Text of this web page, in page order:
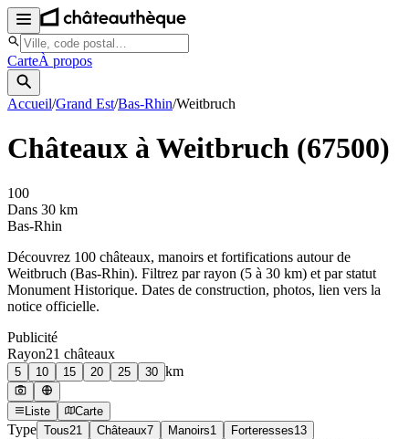
CarteÀ propos
Accueil/Grand Est/Bas-Rhin/Weitbruch
Châteaux àWeitbruch (67500)
100
Dans 30 km
Bas-Rhin
Découvrez 100 châteaux, manoirs et fortifications autour de
Weitbruch (Bas-Rhin). Filtrez par rayon (5 à 30 km) et par statut
Monument Historique. Dates de construction, photos, lien vers la
notice officielle.
Publicité
Rayon21 châteaux
5 10 15 20 25 30 km
Liste Carte
Type Tous21 Châteaux7 Manoirs1 Forteresses13